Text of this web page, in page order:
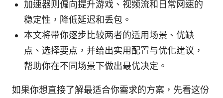
加速器则偏向提升游戏、视频流和日常网速的
稳定性，降低延迟和丢包。
本文将带你逐步比较两者的适用场景、优缺
点、选择要点，并给出实用配置与优化建议，
帮助你在不同场景下做出最优决定。
如果你想直接了解最适合你需求的方案，先看这份